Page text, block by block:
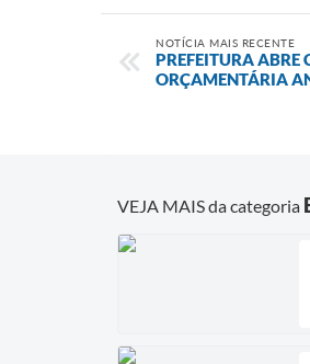
NOTÍCIA MAIS RECENTE
PREFEITURA
ORÇAMENTÁRIA
VEJA MAIS da categoria